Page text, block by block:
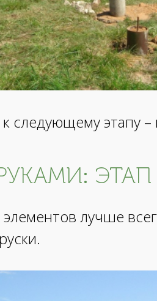
следующему этапу
лучше